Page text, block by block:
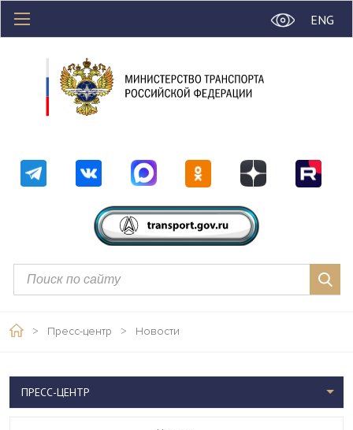
ENG
> Пресс-центр > Новости
ПРЕСС-ЦЕНТР